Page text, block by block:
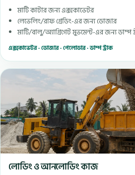
মাটি কাটার জন্য এক্সকাভেটর
লেভেলিং/রাফ গ্রেডিং-এর জন্য ডোজার
মাটি/বালু/অ্যাগ্রিগেট মুভমেন্ট-এর জন্য ডাম্প
এক্সকাভেটর · ডোজার · পেলোডার · ডাম্প ট্রাক
লোডিং ও আনলোডিং কাজ